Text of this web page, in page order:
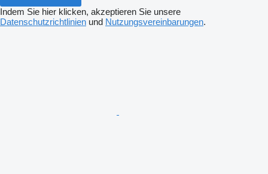
Indem Sie hier klicken, akzeptieren Sie unsere
Datenschutzrichtlinien und Nutzungsvereinbarungen.